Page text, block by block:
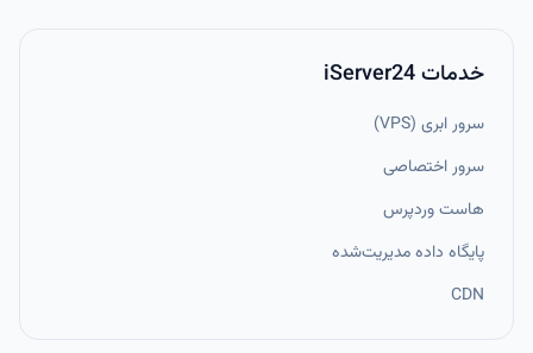
خدمات iServer24
سرور ابری (VPS)
سرور اختصاصی
هاست وردپرس
پایگاه داده مدیریت‌شده
CDN